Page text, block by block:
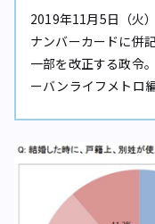
2019年11月5日（火
ナンバーカードに併
一部を改正する政令
ーバンライフメトロ